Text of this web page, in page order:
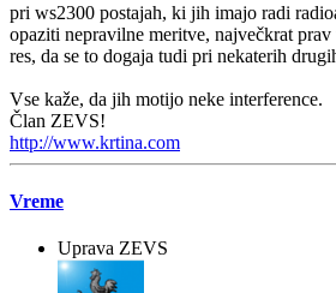
pri ws2300 postajah, ki jih imajo radi
opaziti nepravilne meritve, največkrat prav
res, da se to dogaja tudi pri nekaterih
Vse kaže, da jih motijo neke interference.
Član ZEVS!
http://www.krtina.com
Vreme
Uprava ZEVS